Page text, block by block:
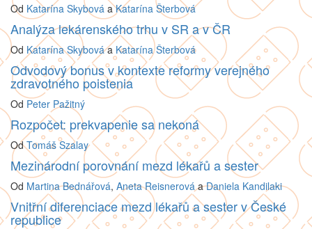
Od Katarína Skybová aKatarína Šterbová
Analýza lekárenského trhu v SR a v ČR
Od Katarína Skybováa Katarína Šterbová
Odvodový bonus v kontexte reformy verejného
zdravotného poistenia
Od Peter Pažitný
Rozpočet: prekvapenie sa nekoná
OdTomáš Szalay
Mezinárodní porovnání mezd lékařů a sester
Od Martina Bednářová, Aneta ReisnerováaDaniela Kandilaki
Vnitřní diferenciace mezd lékařů a sester v České
republice